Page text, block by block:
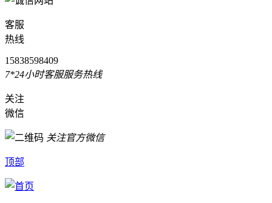
客服
热线
15838598409
7*24小时客服服务热线
关注
微信
关注官方微信
顶部